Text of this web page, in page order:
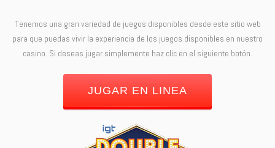
Tenemos una gran variedad de juegos disponibles desde este sitio web
para que puedas vivir la experiencia de los juegos disponibles en nuestro
casino. Si deseas jugar simplemente haz clic en el siguiente botón.
JUGAR EN LINEA